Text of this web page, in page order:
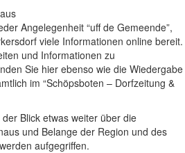
Angelegenheit “uff de Gemeende”,
viele Informationen online bereit.
und Informationen zu
Sie hier ebenso wie die Wiedergabe
im “Schöpsboten – Dorfzeitung &
Blick etwas weiter über die
und Belange der Region und des
aufgegriffen.